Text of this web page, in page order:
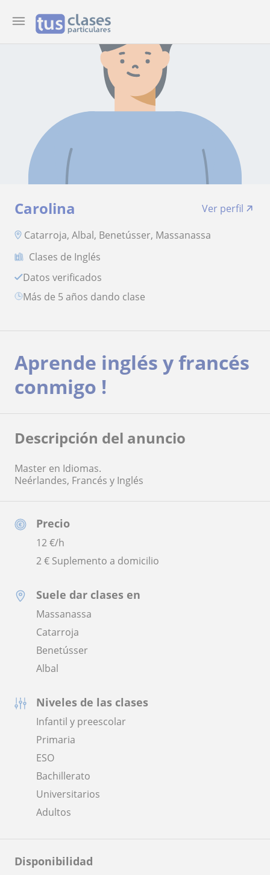
Carolina
Ver perfil
Catarroja, Albal, Benetússer, Massanassa
Clases de Inglés
Datos verificados
más de 5 años dando clase
Precio
12€/h
2 € Suplemento a domicilio
Suele dar clases en
Massanassa
Catarroja
Benetússer
Albal
Niveles de las clases
Infantil y preescolar
Primaria
ESO
Bachillerato
Universitarios
Adultos
Disponibilidad
Aprende inglés y francés
conmigo !
Descripción del anuncio
Master en Idiomas.
Neérlandes, Francés y Inglés